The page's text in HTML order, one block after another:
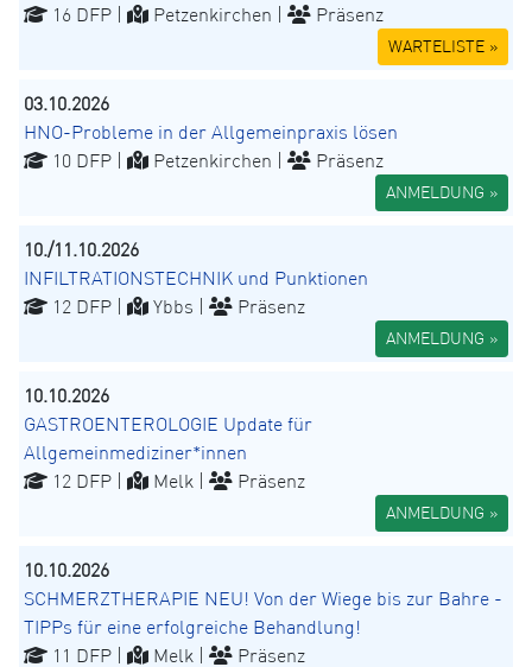
16 DFP |
Petzenkirchen | Präsenz
WARTELISTE »
03.10.2026
HNO-Probleme in der Allgemeinpraxis lösen
10 DFP |
Petzenkirchen | Präsenz
ANMELDUNG »
10./11.10.2026
INFILTRATIONSTECHNIK und Punktionen
12 DFP |
Ybbs | Präsenz
ANMELDUNG »
10.10.2026
GASTROENTEROLOGIE Update für
Allgemeinmediziner*innen
12 DFP |
Melk | Präsenz
ANMELDUNG »
10.10.2026
SCHMERZTHERAPIE NEU! Von der Wiege bis zur Bahre -
TIPPs für eine erfolgreiche Behandlung!
11 DFP |
Melk | Präsenz